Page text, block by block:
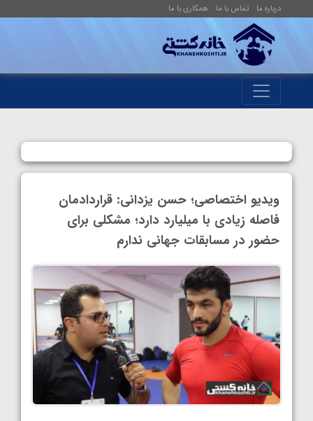
درباره ما تماس با ما همکاری با ما
ویدیو اختصاصی؛ حسن یزدانی: قراردادمان
فاصله زیادی با میلیارد دارد؛ مشکلی برای
حضور در مسابقات جهانی ندارم